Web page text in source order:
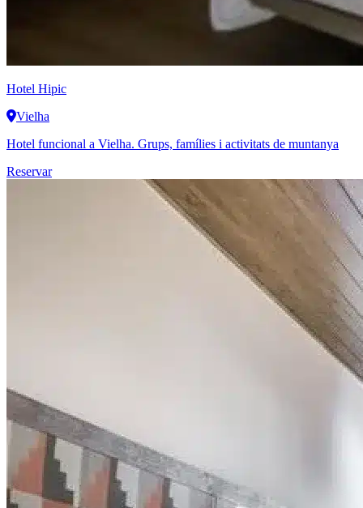
Hotel Hipic
Vielha
Hotel funcional a Vielha. Grups, famílies i activitats de muntanya
Reservar